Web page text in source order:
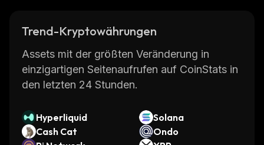
Trend-Kryptowährungen
Assets mit der größten Veränderung in
einzigartigen Seitenaufrufen auf CoinStats in
den letzten 24 Stunden.
Hyperliquid
Solana
Cash Cat
Ondo